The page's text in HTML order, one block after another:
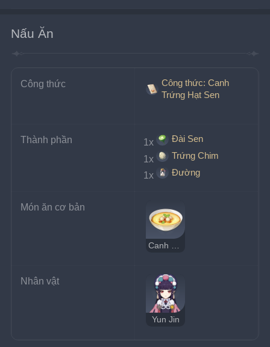
Nấu Ăn
Công thức
Công thức: Canh
Trứng Hạt Sen
Thành phần 1x
Đài Sen
1x
Trứng Chim
1x
Đường
Món ăn cơ bản
Nhân vật
Yun Jin